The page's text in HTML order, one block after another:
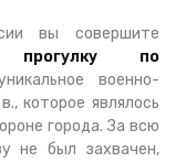
вы совершите
прогулку по
военно-
которое являлось
города. За всю
не был захвачен,